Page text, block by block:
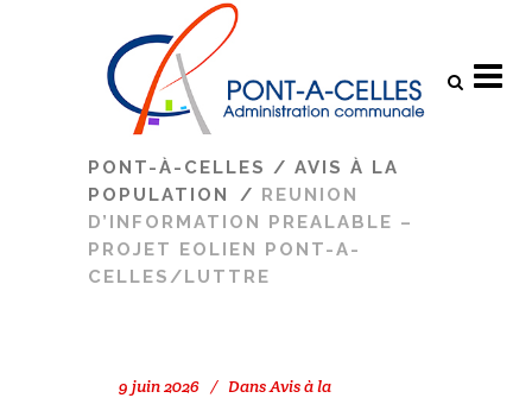
PONT-À-CELLES / AVIS À LA
POPULATION
/ REUNION
D’INFORMATION PREALABLE –
PROJET EOLIEN PONT-A-
CELLES/LUTTRE
9 juin 2026 DansAvis à la